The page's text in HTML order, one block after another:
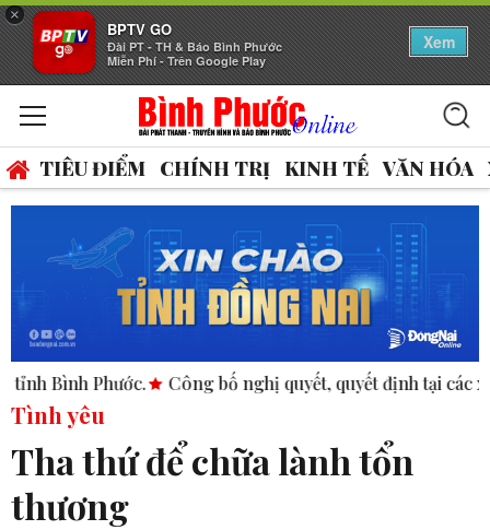
×
BPTV GO
Đài PT - TH & Báo Bình Phước
Miễn Phí - Trên Google Play
Xem
TIÊU ĐIỂM CHÍNH TRỊ KINH TẾ VĂN HÓA
Công bố nghị quyết, quyết định tại các xã, phường.
Tình yêu
Tha thứ để chữa lành tổn
thương